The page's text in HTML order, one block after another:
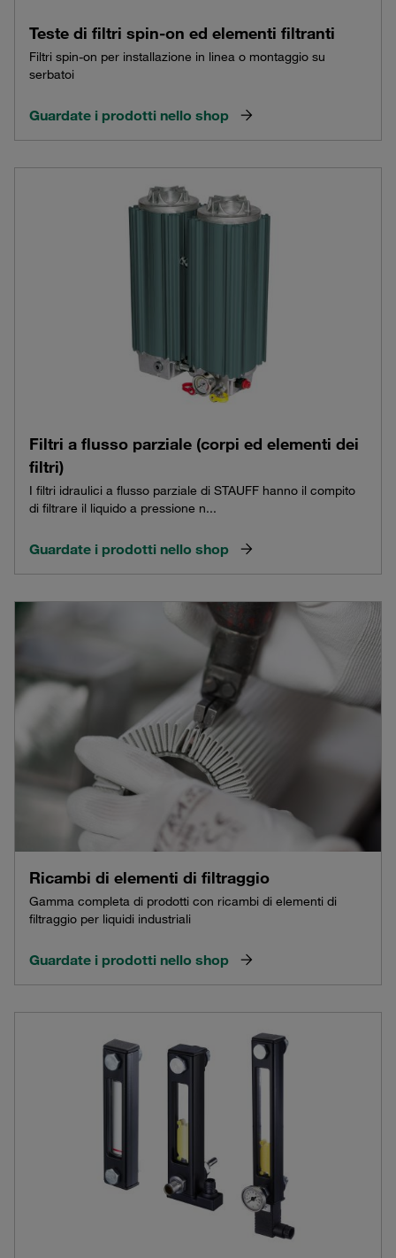
Teste di filtri spin-on ed elementi filtranti
Filtri spin-on per installazione in linea o montaggio su
serbatoi
Guardate i prodotti nello shop
Filtri a flusso parziale (corpi ed elementi dei
filtri)
I filtri idraulici a flusso parziale di STAUFF hanno il compito
di filtrare il liquido a pressione n...
Guardate i prodotti nello shop
Ricambi di elementi di filtraggio
Gamma completa di prodotti con ricambi di elementi di
filtraggio per liquidi industriali
Guardate i prodotti nello shop